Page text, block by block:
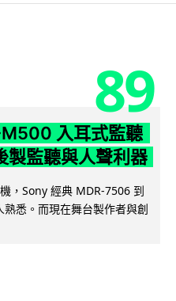
89
M500 入耳式監聽
製監聽與人聲利器
，Sony 經典 MDR-7506 到
悉。而現在舞台製作者與創